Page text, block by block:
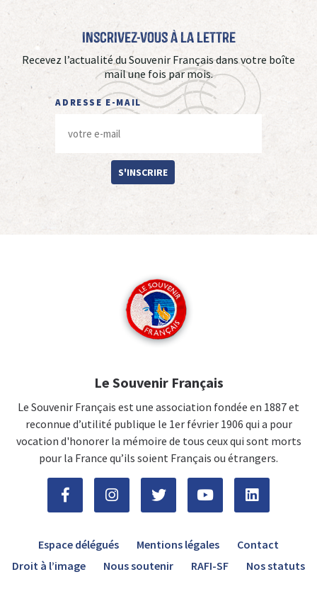
Inscrivez-vous à La Lettre
Recevez l’actualité du Souvenir Français dans votre boîte
mail une fois par mois.
ADRESSE E-MAIL
S'INSCRIRE
Le Souvenir Français
Le Souvenir Français est une association fondée en 1887 et
reconnue d’utilité publique le 1er février 1906 qui a pour
vocation d'honorer la mémoire de tous ceux qui sont morts
pour la France qu’ils soient Français ou étrangers.
Espace délégués Mentions légales
Contact
Droit à l’image
Nous soutenir RAFI-SF Nos statuts